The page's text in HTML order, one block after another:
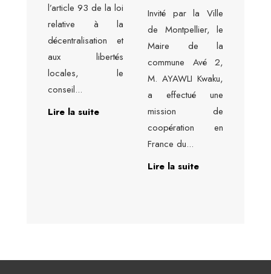
l’article 93 de la loi
relative à la
décentralisation et
aux libertés
locales, le
conseil...
Lire la suite
Invité par la Ville
de Montpellier, le
Maire de la
commune Avé 2,
M. AYAWLI Kwaku,
a effectué une
mission de
coopération en
France du...
Lire la suite